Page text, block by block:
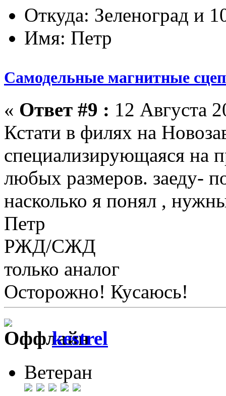
Откуда: Зеленоград и
Имя: Петр
Самодельные магнитные
« Ответ #9 : 12 Августа
Кстати в филях на
специализирующаяся на
любых размеров. заеду-
насколько я понял ,
Петр
РЖД/СЖД
только аналог
Осторожно! Кусаюсь!
kestrel
Ветеран